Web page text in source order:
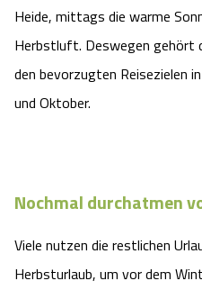
Urlaub auf
Heide, mittags die warme
Herbstluft. Deswegen gehört
den bevorzugten Reisezielen
und Oktober.
Nochmal durchatmen
Viele nutzen die restlichen
Herbsturlaub, um vor dem